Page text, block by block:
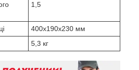
1,5
400x190x230 мм
5,3 кг